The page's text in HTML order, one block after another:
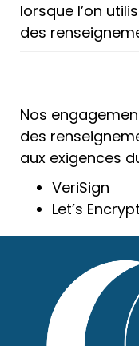
lorsque l’on
des
Nos
des
aux exigences
VeriSign
Let’s Encrypt